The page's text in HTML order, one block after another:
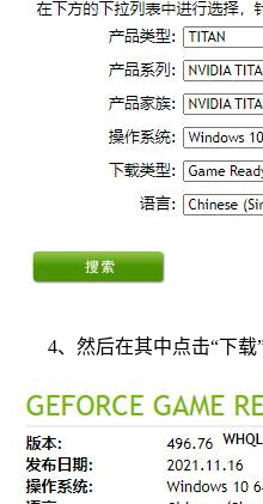
4、然后在其中点击“下载”